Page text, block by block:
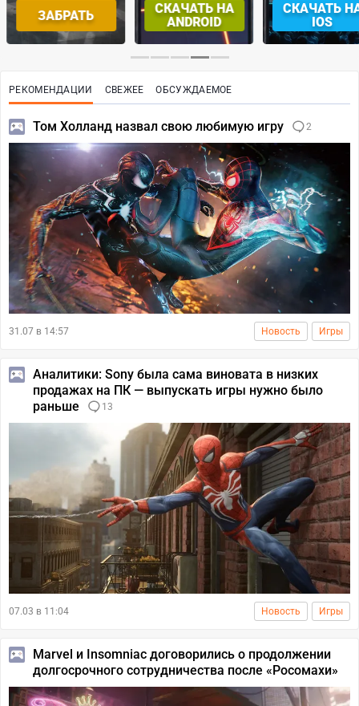
ЗАБРАТЬ
СКАЧАТЬ НА
ANDROID
СКАЧАТЬ НА
IOS
РЕКОМЕНДАЦИИ СВЕЖЕЕ ОБСУЖДАЕМОЕ
Том Холланд назвал свою любимую игру 2
31.07 в 14:57 Новость Игры
Аналитики: Sony была сама виновата в низких
продажах на ПК — выпускать игры нужно было
раньше
13
07.03 в 11:04 Новость Игры
Marvel и Insomniac договорились о продолжении
долгосрочного сотрудничества после «Росомахи»